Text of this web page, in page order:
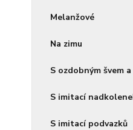
Melanžové
Na zimu
S ozdobným švem
S imitací
S imitací podvazků